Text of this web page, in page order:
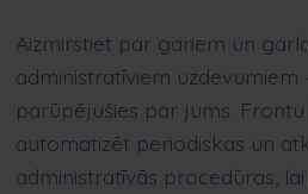
Aizmirstiet par gariem un
administratīviem uzdevumiem
parūpējušies par jums.
automatizēt periodiskas un
administratīvās procedūras,